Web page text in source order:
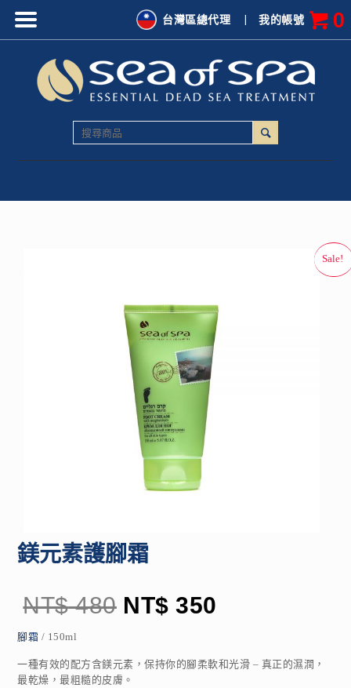
鎂元素護腳霜
NT$480 NT$ 350
腳霜 / 150ml
一種有效的配方含鎂元素，保持你的腳柔軟和光滑 – 真正的濕潤，
最乾燥，最粗糙的皮膚。
|我的帳號 0
台灣區總代理